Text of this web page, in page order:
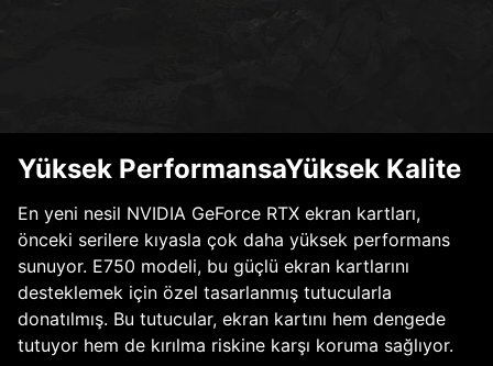
Yüksek PerformansaYüksek Kalite
En yeni nesil NVIDIA GeForce RTX ekran kartları,
önceki serilere kıyasla çok daha yüksek performans
sunuyor. E750 modeli, bu güçlü ekran kartlarını
desteklemek için özel tasarlanmış tutucularla
donatılmış. Bu tutucular, ekran kartını hem dengede
tutuyor hem de kırılma riskine karşı koruma sağlıyor.